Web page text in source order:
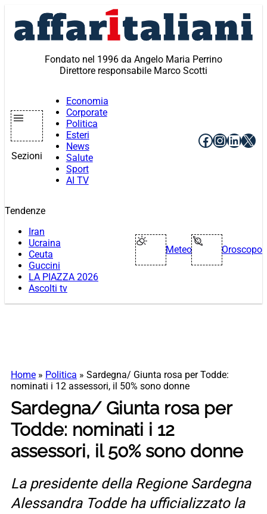
contenuto
Fondato nel 1996 da Angelo Maria Perrino
Direttore responsabile Marco Scotti
Sezioni
Economia
Corporate
Politica
Esteri
News
Salute
Sport
AI TV
Facebook
X
Tendenze
Iran
Ucraina
Ceuta
Guccini
LA PIAZZA 2026
Ascolti tv
Meteo Oroscopo
Home » Politica » Sardegna/ Giunta rosa per Todde:
nominati i 12 assessori, il 50% sono donne
Sardegna/ Giunta rosa per
Todde: nominati i 12
assessori, il 50% sono donne
La presidente della Regione Sardegna
Alessandra Todde ha ufficializzato la